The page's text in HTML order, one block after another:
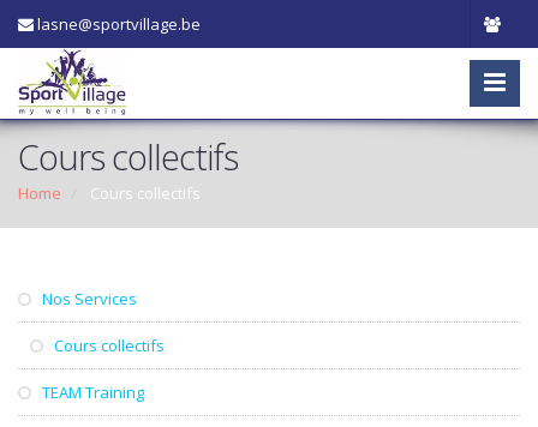
lasne@sportvillage.be
Cours collectifs
Home Cours collectifs
Nos Services
Cours collectifs
TEAM Training